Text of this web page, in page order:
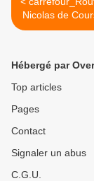
Nicolas de
Hébergé par
Top articles
Pages
Contact
Signaler un abus
C.G.U.